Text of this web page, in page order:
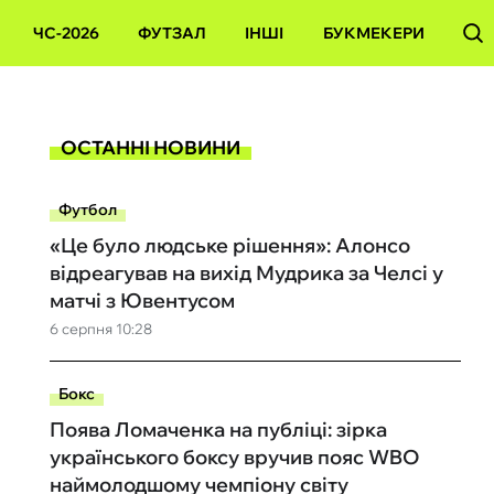
ЧС-2026 ФУТЗАЛ ІНШІ БУКМЕКЕРИ
ОСТАННІ НОВИНИ
Футбол
6 серпня 10:28
«Це було людське рішення»: Алонсо
відреагував на вихід Мудрика за Челсі у
матчі з Ювентусом
Бокс
Поява Ломаченка на публіці: зірка
українського боксу вручив пояс WBO
наймолодшому чемпіону світу